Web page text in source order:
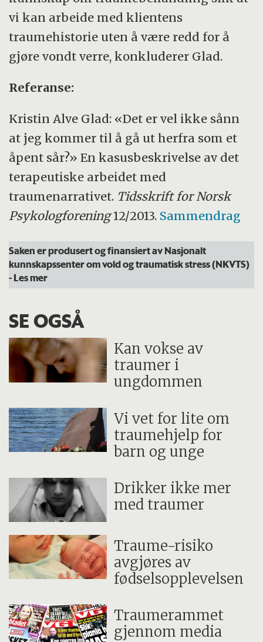
vi kan arbeide med klientens
traumehistorie uten å være redd for å
gjøre vondt verre, konkluderer Glad.
Referanse:
Kristin Alve Glad: «Det er vel ikke sånn
at jeg kommer til å gå ut herfra som et
åpent sår?» En kasusbeskrivelse av det
terapeutiske arbeidet med
traumenarrativet. Tidsskrift for Norsk
Psykologforening12/2013. Sammendrag
Saken er produsert og finansiert av Nasjonalt
kunnskapssenter om vold og traumatisk stress (NKVTS)
- Les mer
SE OGSÅ
Kan vokse av
traumer i
ungdommen
Vi vet for lite om
traumehjelp for
barn og unge
Drikker ikke mer
med traumer
Traume-risiko
avgjøres av
fødselsopplevelsen
Traumerammet
gjennom media